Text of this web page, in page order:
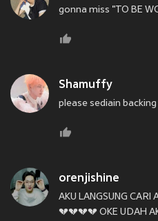
gonna miss "TO BE
Shamuffy
please sediain
orenjishine
AKU LANGSUNG CARI
💔💔💔💔 OKE UDAH